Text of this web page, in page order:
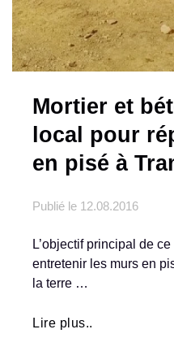
Mortier et
local pour
en pisé à
Publié le 12.08.2016
L’objectif principal de
entretenir les murs en
la terre …
Lire plus..